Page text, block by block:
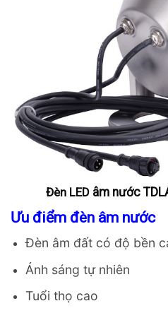
Đèn LED âm nước
Ưu điểm đèn âm nước
Đèn âm đất có độ bền
Ánh sáng tự nhiên
Tuổi thọ cao